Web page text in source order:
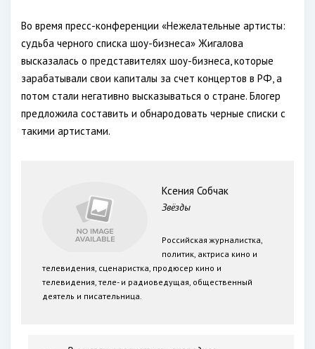
Во время пресс-конференции «Нежелательные артисты:
судьба черного списка шоу-бизнеса» Жигалова
высказалась о представителях шоу-бизнеса, которые
зарабатывали свои капиталы за счет концертов в РФ, а
потом стали негативно высказываться о стране. Блогер
предложила составить и обнародовать черные списки с
такими артистами.
Ксения Собчак
Звёзды
Российская журналистка,
политик, актриса кино и
телевидения, сценаристка, продюсер кино и
телевидения, теле- и радиоведущая, общественный
деятель и писательница.